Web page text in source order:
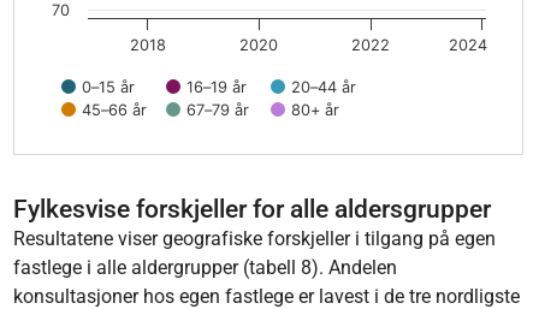
0–15 år 16–19 år
20–44 år
45–66 år
67–79 år 80+ år
2018 2020 2022 2024
70
Fylkesvise forskjeller for alle aldersgrupper
Resultatene viser geografiske forskjeller i tilgang på egen
fastlege i alle aldergrupper (tabell 8). Andelen
konsultasjoner hos egen fastlege er lavest i de tre nordligste